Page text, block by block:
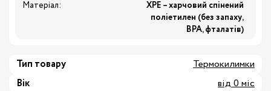
Матеріал:
XPE – харчовий спінений
поліетилен (без запаху,
BPA, фталатів)
Тип товару
Термокилимки
Вік
від 0 міс